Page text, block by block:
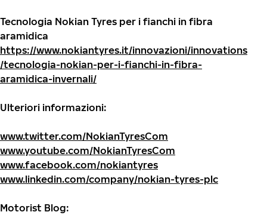
Tecnologia Nokian Tyres per i fianchi in fibra
aramidica
https://www.nokiantyres.it/innovazioni/innovations
/tecnologia-nokian-per-i-fianchi-in-fibra-
aramidica-invernali/
Ulteriori informazioni:
www.twitter.com/NokianTyresCom
www.youtube.com/NokianTyresCom
www.facebook.com/nokiantyres
www.linkedin.com/company/nokian-tyres-plc
Motorist Blog: